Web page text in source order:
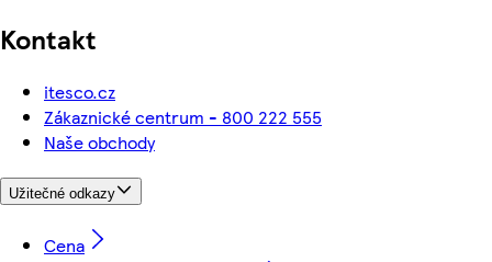
Kontakt
itesco.cz
Zákaznické centrum - 800 222 555
Naše obchody
Užitečné odkazy
Cena